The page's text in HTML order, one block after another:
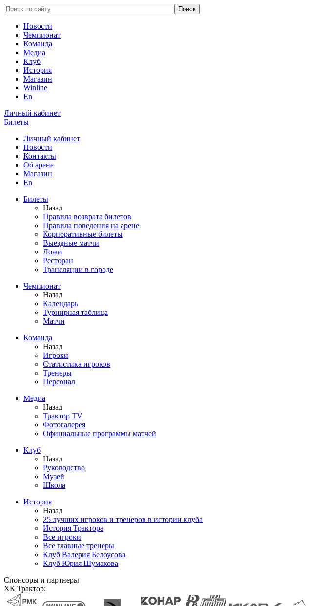
Новости
Чемпионат
Команда
Медиа
Клуб
История
Магазин
Winline
En
Личный кабинет
Билеты
Личный кабинет
Новости
Контакты
Об арене
Магазин
En
Билеты
Назад
Правила возврата билетов
Правила поведения на арене
Корпоративные билеты
Выездные матчи
Ложи
Ресторан
Трансляции в городе
Чемпионат
Назад
Календарь
Турнирная таблица
Матчи
Команда
Назад
Игроки
Статистика игроков
Тренеры
Персонал
Медиа
Назад
Трактор TV
Фотогалерея
Официальные программы матчей
Клуб
Назад
Руководство
Музей
Школа
История
Назад
25 лучших игроков и тренеров в истории клуба
История Трактора
Все игроки
Все главные тренеры
Клуб Валерия Белоусова
Клуб Юрия Шумакова
Спонсоры и партнеры
ХК Трактор: